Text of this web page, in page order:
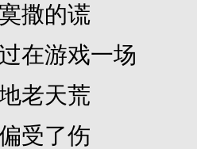
撒的谎
游戏一场
老天荒
受了伤